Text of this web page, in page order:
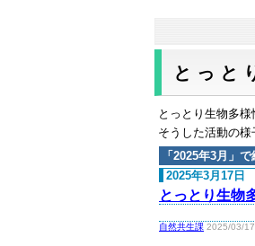
とっと
とっとり生物多
そうした活動の様
「 2025年3月 」
2025年3月17日
とっとり生物
自然共生課 2025/03/